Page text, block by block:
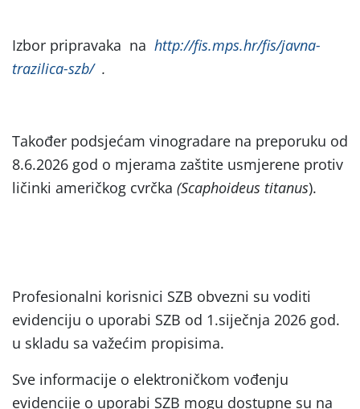
Izbor pripravaka na http://fis.mps.hr/fis/javna-
trazilica-szb/.
Također podsjećam vinogradare na preporuku od
8.6.2026 god o mjerama zaštite usmjerene protiv
ličinki američkog cvrčka (Scaphoideus titanus).
Profesionalni korisnici SZB obvezni su voditi
evidenciju o uporabi SZB od 1.siječnja 2026 god.
u skladu sa važećim propisima.
Sve informacije o elektroničkom vođenju
evidencije o uporabi SZB mogu dostupne su na